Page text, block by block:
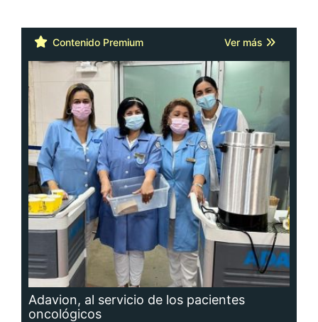
Contenido Premium Ver más
Adavion, al servicio de los pacientes
oncológicos